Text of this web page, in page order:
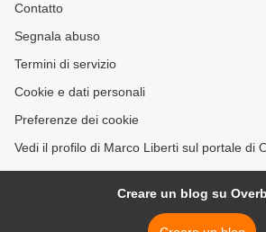
Contatto
Segnala abuso
Termini di servizio
Cookie e dati personali
Preferenze dei cookie
Vedi il profilo di Marco Liberti sul portale di
Creare un blog su